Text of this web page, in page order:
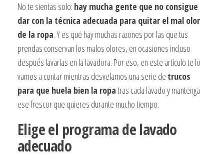
No te sientas solo: hay mucha gente que no consigue
dar con la técnica adecuada para quitar el mal olor
de la ropa. Y es que hay muchas razones por las que tus
prendas conservan los malos olores, en ocasiones incluso
después lavarlas en la lavadora. Por eso, en este artículo te lo
vamos a contar mientras desvelamos una serie de trucos
para que huela bien la ropatras cada lavado y mantenga
ese frescor que quieres durante mucho tiempo.
Elige el programa de lavado
adecuado